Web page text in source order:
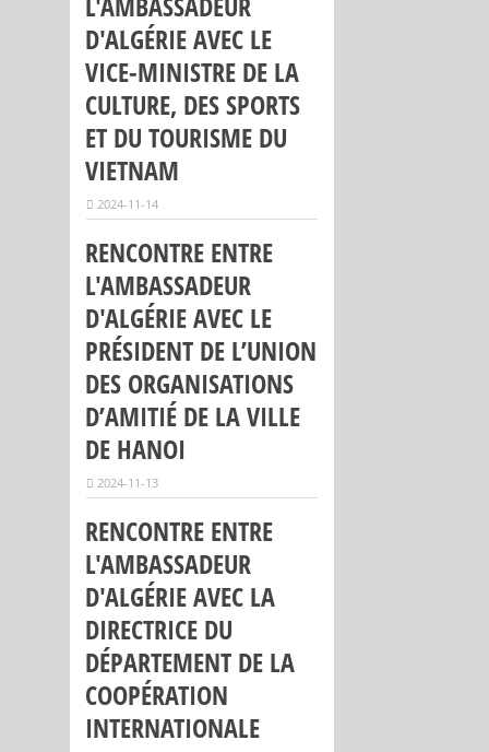
D'ALGÉRIE AVEC LE
VICE-MINISTRE DE LA
CULTURE, DES SPORTS
ET DU TOURISME DU
VIETNAM
2024-11-14
RENCONTRE ENTRE
L'AMBASSADEUR
D'ALGÉRIE AVEC LE
PRÉSIDENT DE L’UNION
DES ORGANISATIONS
D’AMITIÉ DE LA VILLE
DE HANOI
2024-11-13
RENCONTRE ENTRE
L'AMBASSADEUR
D'ALGÉRIE AVEC LA
DIRECTRICE DU
DÉPARTEMENT DE LA
COOPÉRATION
INTERNATIONALE